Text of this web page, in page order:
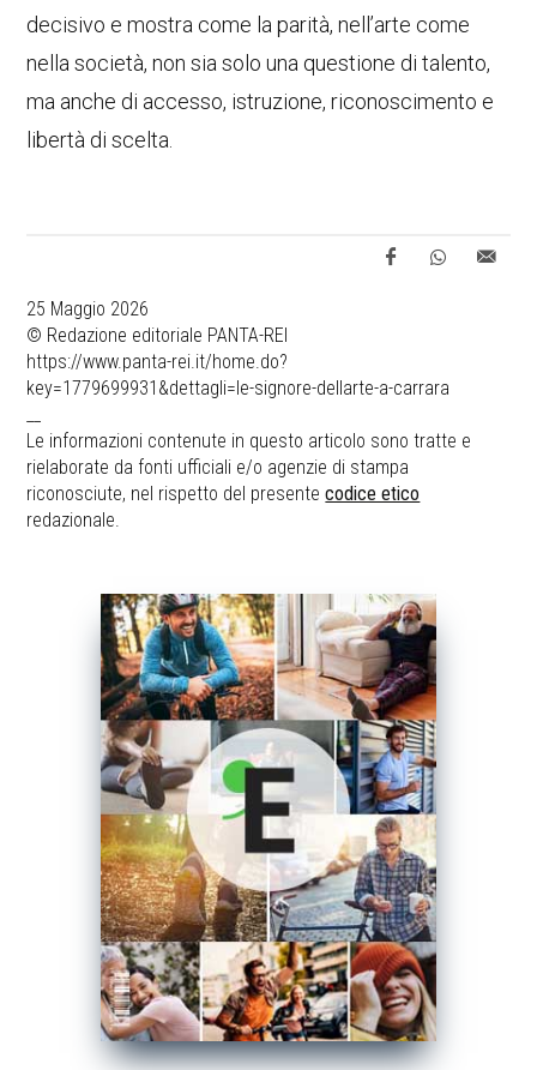
decisivo e mostra come la parità, nell’arte come
nella società, non sia solo una questione di talento,
ma anche di accesso, istruzione, riconoscimento e
libertà di scelta.
25 Maggio 2026
© Redazione editoriale PANTA-REI
https://www.panta-rei.it/home.do?
key=1779699931&dettagli=le-signore-dellarte-a-carrara
Le informazioni contenute in questo articolo sono tratte e
rielaborate da fonti ufficiali e/o agenzie di stampa
riconosciute, nel rispetto del presentecodice etico
redazionale.